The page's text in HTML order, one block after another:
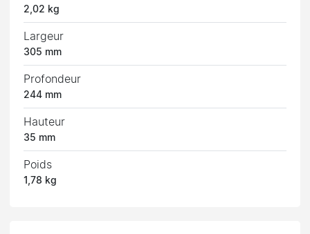
2,02 kg
Largeur
305 mm
Profondeur
244 mm
Hauteur
35 mm
Poids
1,78 kg